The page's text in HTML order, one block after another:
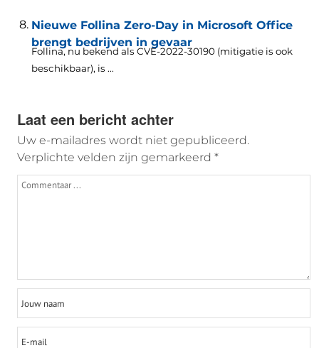
Nieuwe Follina Zero-Day in Microsoft Office
brengt bedrijven in gevaar
Follina, nu bekend als CVE-2022-30190 (mitigatie is ook
beschikbaar), is ...
Laat een bericht achter
Uw e-mailadres wordt niet gepubliceerd.
Verplichte velden zijn gemarkeerd *